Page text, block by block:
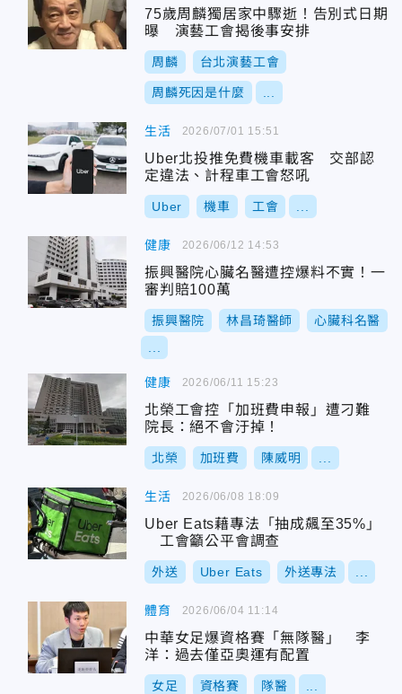
75歲周麟獨居家中驟逝！告別式日期
曝 演藝工會揭後事安排
周麟 台北演藝工會
周麟死因是什麼
生活
Uber北投推免費機車載客 交部認
定違法、計程車工會怒吼
Uber 機車 工會
2026/07/01 15:51
健康
振興醫院心臟名醫遭控爆料不實！一
審判賠100萬
振興醫院 林昌琦醫師 心臟科名醫
2026/06/12 14:53
健康
北榮工會控「加班費申報」遭刁難
院長：絕不會汙掉！
北榮 加班費 陳威明
2026/06/11 15:23
生活
Uber Eats藉專法「抽成飆至35%」
工會籲公平會調查
外送 Uber Eats 外送專法
2026/06/08 18:09
體育
中華女足爆資格賽「無隊醫」 李
洋：過去僅亞奧運有配置
女足 資格賽 隊醫
2026/06/04 11:14